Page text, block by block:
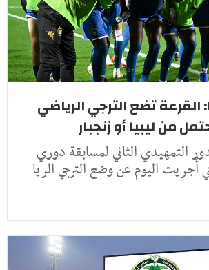
القرعة تضع الترجي الرياضي
من ليبيا أو زنجبار
التمهيدي الثاني لمسابقة دوري
أُجريت اليوم عن وضع الترجي الريا